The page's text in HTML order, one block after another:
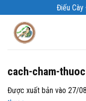
qua
Điếu Cày
cach-cham-thuoc
Được xuất bản vào 27/